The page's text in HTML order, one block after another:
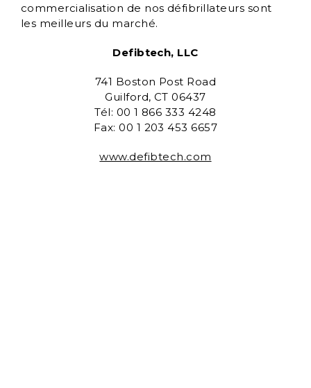
commercialisation de nos défibrillateurs sont
les meilleurs du marché.
Defibtech, LLC
741 Boston Post Road
Guilford, CT 06437
Tél: 00 1 866 333 4248
Fax: 00 1 203 453 6657
www.defibtech.com